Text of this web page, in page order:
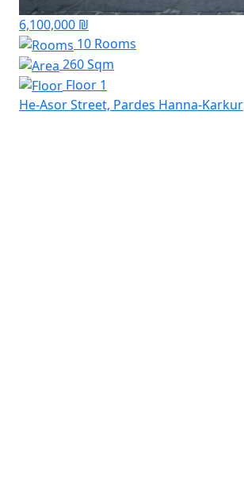
6,100,000 ₪
10 Rooms
260 Sqm
Floor 1
He-Asor Street, Pardes Hanna-Karkur